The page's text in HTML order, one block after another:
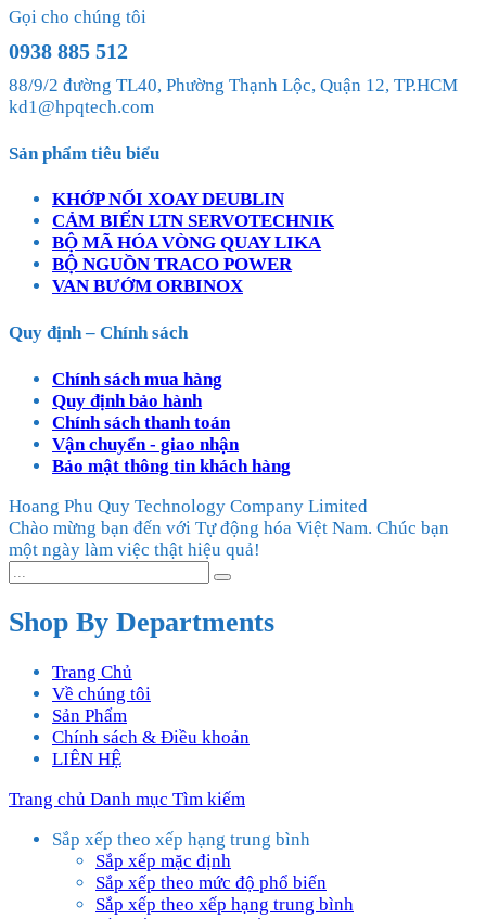
Gọi cho chúng tôi
0938 885 512
88/9/2 đường TL40, Phường Thạnh Lộc, Quận 12, TP.HCM
kd1@hpqtech.com
Sản phẩm tiêu biểu
KHỚP NỐI XOAY DEUBLIN
CẢM BIẾN LTN SERVOTECHNIK
BỘ MÃ HÓA VÒNG QUAY LIKA
BỘ NGUỒN TRACO POWER
VAN BƯỚM ORBINOX
Quy định – Chính sách
Chính sách mua hàng
Quy định bảo hành
Chính sách thanh toán
Vận chuyển - giao nhận
Bảo mật thông tin khách hàng
Hoang Phu Quy Technology Company Limited
Chào mừng bạn đến với Tự động hóa Việt Nam. Chúc bạn
một ngày làm việc thật hiệu quả!
Shop By Departments
Trang Chủ
Về chúng tôi
Sản Phẩm
Chính sách & Điều khoản
LIÊN HỆ
Trang chủ Danh mục Tìm kiếm
Sắp xếp theo xếp hạng trung bình
Sắp xếp mặc định
Sắp xếp theo mức độ phổ biến
Sắp xếp theo xếp hạng trung bình